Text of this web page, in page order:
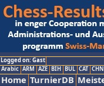
Logged on: Gast
Arabic ARM AZE BIH BUL CAT CHN
Home TurnierDB